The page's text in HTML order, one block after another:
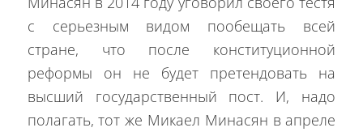
с серьезным видом пообещать всей
стране, что после конституционной
реформы он не будет претендовать на
высший государственный пост. И, надо
полагать, тот же Микаел Минасян в апреле